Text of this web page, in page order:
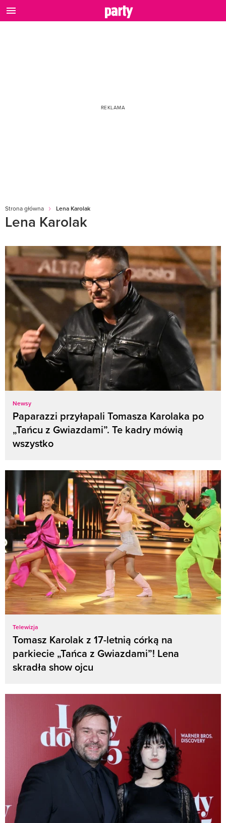
Strona główna Lena Karolak
Lena Karolak
Newsy
Paparazzi przyłapali Tomasza Karolaka po
„Tańcu z Gwiazdami”. Te kadry mówią
wszystko
Telewizja
Tomasz Karolak z 17-letnią córką na
parkiecie „Tańca z Gwiazdami”! Lena
skradła show ojcu